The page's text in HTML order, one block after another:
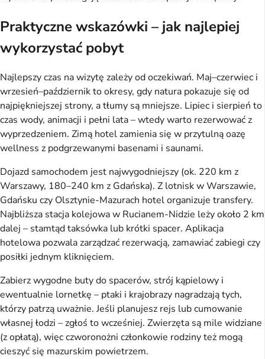
Praktyczne wskazówki – jak najlepiej
wykorzystać pobyt
Najlepszy czas na wizytę zależy od oczekiwań. Maj–czerwiec i
wrzesień–październik to okresy, gdy natura pokazuje się od
najpiękniejszej strony, a tłumy są mniejsze. Lipiec i sierpień to
czas wody, animacji i pełni lata – wtedy warto rezerwować z
wyprzedzeniem. Zimą hotel zamienia się w przytulną oazę
wellness z podgrzewanymi basenami i saunami.
Dojazd samochodem jest najwygodniejszy (ok. 220 km z
Warszawy, 180–240 km z Gdańska). Z lotnisk w Warszawie,
Gdańsku czy Olsztynie-Mazurach hotel organizuje transfery.
Najbliższa stacja kolejowa w Rucianem-Nidzie leży około 2 km
dalej – stamtąd taksówka lub krótki spacer. Aplikacja
hotelowa pozwala zarządzać rezerwacją, zamawiać zabiegi czy
posiłki jednym kliknięciem.
Zabierz wygodne buty do spacerów, strój kąpielowy i
ewentualnie lornetkę – ptaki i krajobrazy nagradzają tych,
którzy patrzą uważnie. Jeśli planujesz rejs lub cumowanie
własnej łodzi – zgłoś to wcześniej. Zwierzęta są mile widziane
(z opłatą), więc czworonożni członkowie rodziny też mogą
cieszyć się mazurskim powietrzem.